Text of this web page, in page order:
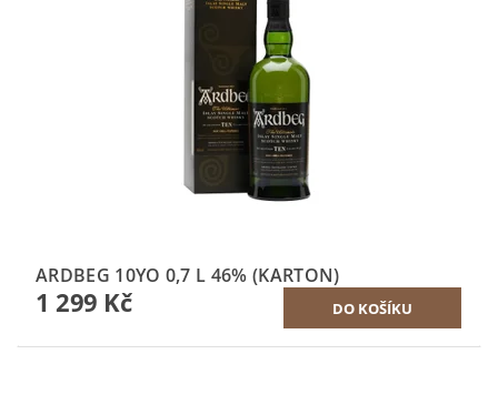
ARDBEG 10YO 0,7 L 46% (KARTON)
1 299 Kč